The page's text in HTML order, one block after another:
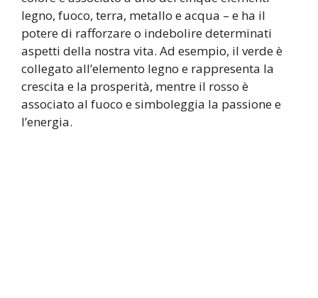
legno, fuoco, terra, metallo e acqua – e ha il
potere di rafforzare o indebolire determinati
aspetti della nostra vita. Ad esempio, il verde è
collegato all’elemento legno e rappresenta la
crescita e la prosperità, mentre il rosso è
associato al fuoco e simboleggia la passione e
l’energia.